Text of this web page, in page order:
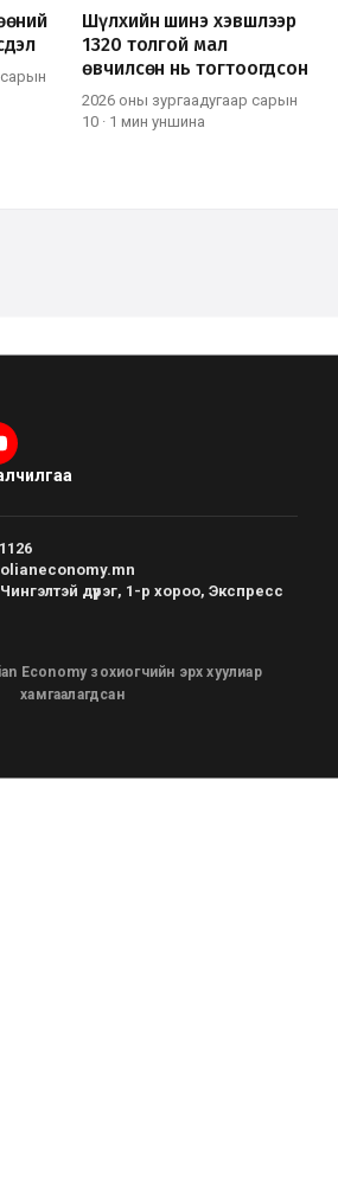
Шүлхийн шинэ хэвшлээр
1320 толгой мал
өвчилсөн нь тогтоогдсон
2026 оны зургаадугаар сарын
10 · 1 мин уншина
дүүрэг, 1-р хороо, Экспресс
Economy зохиогчийн эрх хуулиар
хамгаалагдсан